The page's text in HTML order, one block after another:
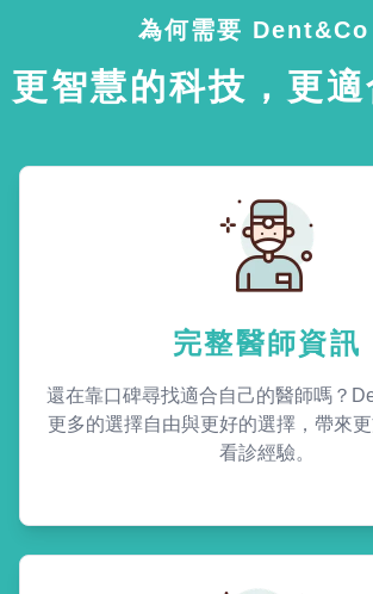
為何需要
更智慧的科技，更
完整醫師資訊
還在靠口碑尋找適合自己的醫師嗎？
更多的選擇自由與更好的選擇，帶來
看診經驗。